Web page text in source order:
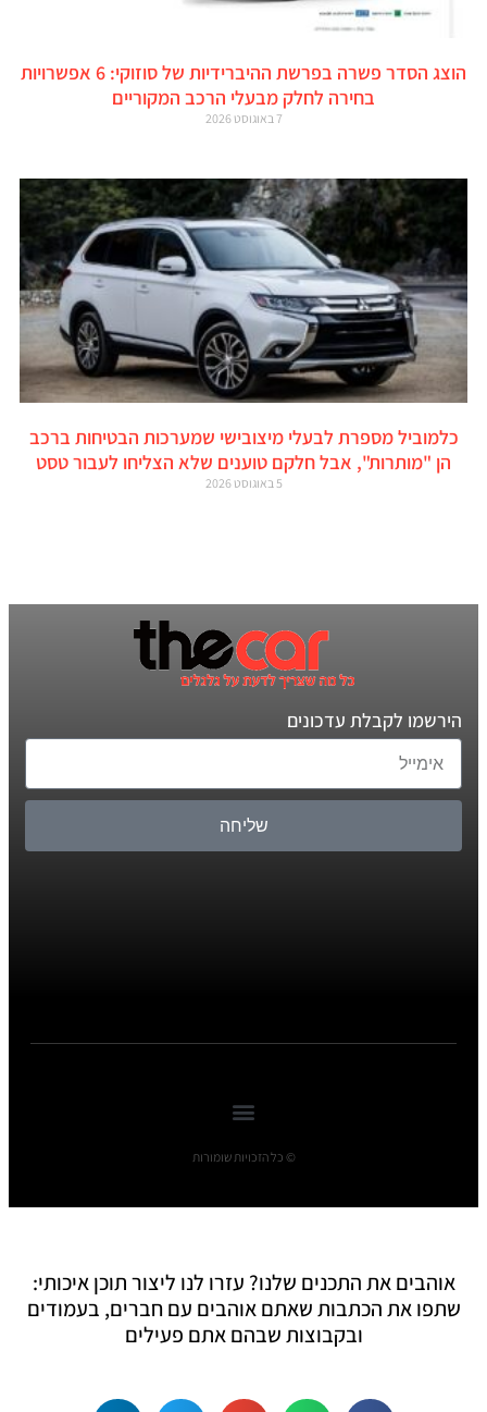
הוצג הסדר פשרה בפרשת ההיברידיות של סוזוקי: 6 אפשרויות
בחירה לחלק מבעלי הרכב המקוריים
7 באוגוסט 2026
כלמוביל מספרת לבעלי מיצובישי שמערכות הבטיחות ברכב
הן "מותרות", אבל חלקם טוענים שלא הצליחו לעבור טסט
5 באוגוסט 2026
הירשמו לקבלת עדכונים
שליחה
© כל הזכויות שומורות
אוהבים את התכנים שלנו? עזרו לנו ליצור תוכן איכותי:
שתפו את הכתבות שאתם אוהבים עם חברים, בעמודים
ובקבוצות שבהם אתם פעילים